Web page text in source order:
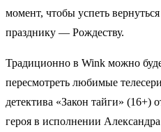
момент, чтобы успеть
празднику — Рождеству.
Традиционно в Wink можно
пересмотреть любимые
детектива «Закон тайги» (16+)
героя в исполнении